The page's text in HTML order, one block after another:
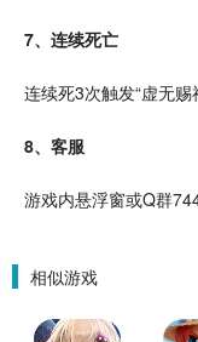
7、连续死亡
连续死3次触发“虚无赐
8、客服
游戏内悬浮窗或Q群
相似游戏